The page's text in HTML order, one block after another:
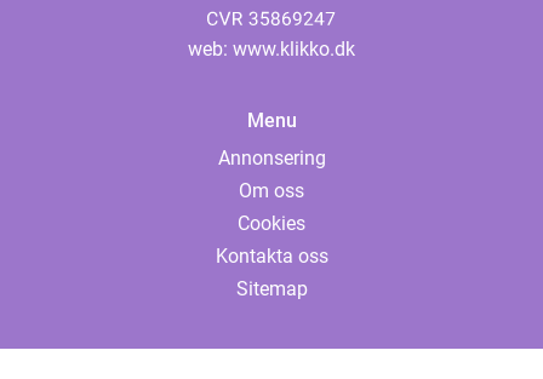
web: www.klikko.dk
Menu
Annonsering
Om oss
Cookies
Kontakta oss
Sitemap